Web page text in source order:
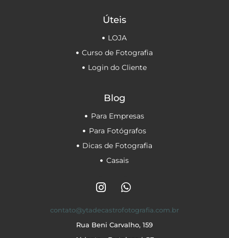
Úteis
LOJA
Curso de Fotografia
Login do Cliente
Blog
Para Empresas
Para Fotógrafos
Dicas de Fotografia
Casais
contato@ytadecastrofotografia.com.br
Rua Beni Carvalho, 159